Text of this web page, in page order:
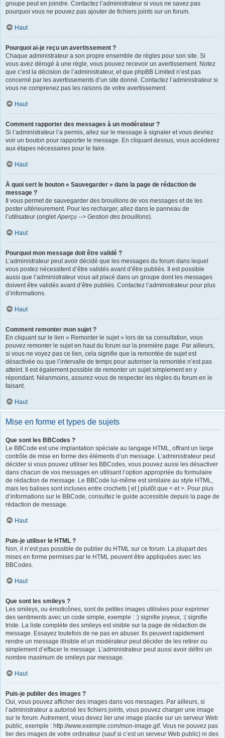
groupe peut en joindre. Contactez l’administrateur si vous ne savez pas
pourquoi vous ne pouvez pas ajouter de fichiers joints sur un forum.
Haut
Pourquoi ai-je reçu un avertissement ?
Chaque administrateur a son propre ensemble de règles pour son site. Si
vous avez dérogé à une règle, vous pouvez recevoir un avertissement. Notez
que c’est la décision de l’administrateur, et que phpBB Limited n’est pas
concerné par les avertissements d’un site donné. Contactez l’administrateur si
vous ne comprenez pas les raisons de votre avertissement.
Haut
Comment rapporter des messages à un modérateur ?
Si l’administrateur l’a permis, allez sur le message à signaler et vous devriez
voir un bouton pour rapporter le message. En cliquant dessus, vous accéderez
aux étapes nécessaires pour le faire.
Haut
À quoi sert le bouton « Sauvegarder » dans la page de rédaction de
message ?
Il vous permet de sauvegarder des brouillons de vos messages et de les
poster ultérieurement. Pour les recharger, allez dans le panneau de
l’utilisateur (ongletAperçu --> Gestion des brouillons).
Haut
Pourquoi mon message doit être validé ?
L’administrateur peut avoir décidé que les messages du forum dans lequel
vous postez nécessitent d’être validés avant d’être publiés. Il est possible
aussi que l’administrateur vous ait placé dans un groupe dont les messages
doivent être validés avant d’être publiés. Contactez l’administrateur pour plus
d’informations.
Haut
Comment remonter mon sujet ?
En cliquant sur le lien « Remonter le sujet » lors de sa consultation, vous
pouvez remonterle sujet en haut du forum sur la première page. Par ailleurs,
si vous ne voyez pas ce lien, cela signifie que la remontée de sujet est
désactivée ou que l’intervalle de temps pour autoriser la remontée n’est pas
atteint. Il est également possible de remonter un sujet simplement en y
répondant. Néanmoins, assurez-vous de respecter les règles du forum en le
faisant.
Haut
Mise en forme et types de sujets
Que sont les BBCodes ?
Le BBCode est une implantation spéciale au langage HTML, offrant un large
contrôle de mise en forme des éléments d’un message. L’administrateur peut
décider si vous pouvez utiliser les BBCodes, vous pouvez aussi les désactiver
dans chacun de vos messages en utilisant l’option appropriée du formulaire
de rédaction de message. Le BBCode lui-même est similaire au style HTML,
mais les balises sont incluses entre crochets [ et ] plutôt que < et >. Pour plus
d’informations sur le BBCode, consultez le guide accessible depuis la page de
rédaction de message.
Haut
Puis-je utiliser le HTML ?
Non, il n’est pas possible de publier du HTML sur ce forum. La plupart des
mises en forme permises par le HTML peuvent être appliquées avec les
BBCodes.
Haut
Que sont les smileys ?
Les smileys, ou émoticônes, sont de petites images utilisées pour exprimer
des sentiments avec un code simple, exemple : :) signifie joyeux, :( signifie
triste. La liste complète des smileys est visible sur la page de rédaction de
message. Essayez toutefois de ne pas en abuser. Ils peuvent rapidement
rendre un message illisible et un modérateur peut décider de les retirer ou
simplement d’effacer le message. L’administrateur peut aussi avoir défini un
nombre maximum de smileys par message.
Haut
Puis-je publier des images ?
Oui, vous pouvez afficher des images dans vos messages. Par ailleurs, si
l’administrateur a autorisé les fichiers joints, vous pouvez charger une image
sur le forum. Autrement, vous devez lier une image placée sur un serveur Web
public, exemple : http://www.exemple.com/mon-image.gif. Vous ne pouvez pas
lier des images de votre ordinateur (sauf si c’est un serveur Web public) ni des